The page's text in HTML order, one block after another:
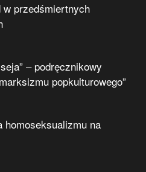
w przedśmiertnych
– podręcznikowy
popkulturowego”
homoseksualizmu na